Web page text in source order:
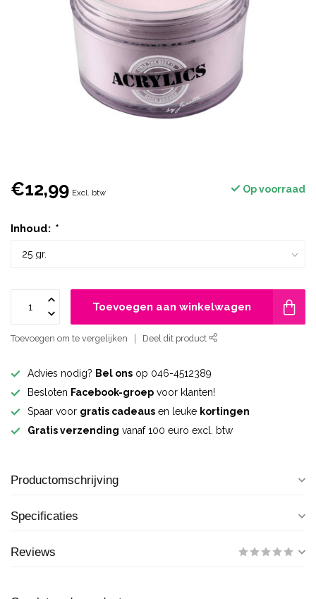
€12,99 Excl. btw Op voorraad
Inhoud: *
Toevoegen aan winkelwagen
Toevoegen om te vergelijken Deel dit product
Advies nodig? Bel ons op 046-4512389
Besloten Facebook-groep voor klanten!
Spaar voor gratis cadeaus en leuke kortingen
Gratis verzending vanaf 100 euro excl. btw
Productomschrijving
Specificaties
Reviews